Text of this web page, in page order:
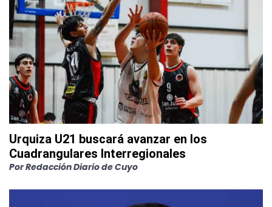
Urquiza U21 buscará avanzar en los
Cuadrangulares Interregionales
PorRedacción Diario de Cuyo